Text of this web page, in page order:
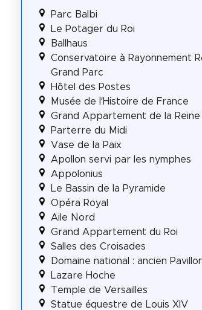
Parc Balbi
Le Potager du Roi
Ballhaus
Conservatoire à Rayonnement
Grand Parc
Hôtel des Postes
Musée de l’Histoire de France
Grand Appartement de la Reine
Parterre du Midi
Vase de la Paix
Apollon servi par les nymphes
Appolonius
Le Bassin de la Pyramide
Opéra Royal
Aile Nord
Grand Appartement du Roi
Salles des Croisades
Domaine national : ancien
Lazare Hoche
Temple de Versailles
Statue équestre de Louis XIV